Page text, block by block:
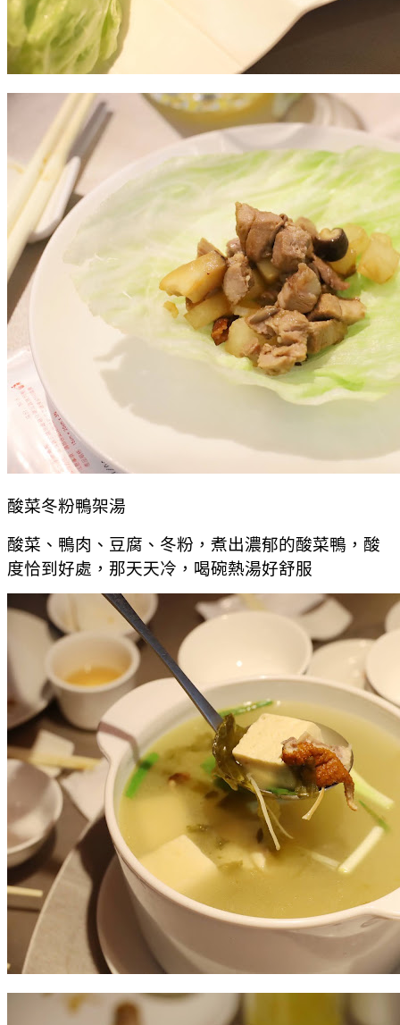
酸菜冬粉鴨架湯
酸菜、鴨肉、豆腐、冬粉，煮出濃郁的酸菜鴨，酸
度恰到好處，那天天冷，喝碗熱湯好舒服